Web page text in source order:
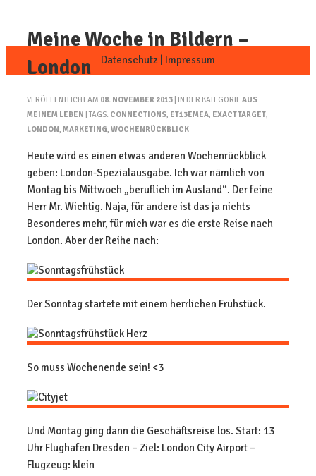
Datenschutz Impressum
Meine Woche in Bildern –
London
VERÖFFENTLICHT AM 08. NOVEMBER 2013 | IN DER KATEGORIEAUS
MEINEM LEBEN | TAGS: CONNECTIONS, ET13EMEA, EXACTTARGET,
LONDON, MARKETING, WOCHENRÜCKBLICK
Heute wird es einen etwas anderen Wochenrückblick
geben: London-Spezialausgabe. Ich war nämlich von
Montag bis Mittwoch „beruflich im Ausland“. Der feine
Herr Mr. Wichtig. Naja, für andere ist das ja nichts
Besonderes mehr, für mich war es die erste Reise nach
London. Aber der Reihe nach:
Der Sonntag startete mit einem herrlichen Frühstück.
So muss Wochenende sein! <3
Und Montag ging dann die Geschäftsreise los. Start: 13
Uhr Flughafen Dresden – Ziel: London City Airport –
Flugzeug: klein